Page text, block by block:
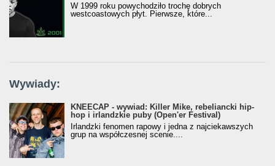
W 1999 roku powychodziło trochę dobrych
westcoastowych płyt. Pierwsze, które...
Wywiady:
KNEECAP - wywiad: Killer Mike, rebeliancki hip-
hop i irlandzkie puby (Open'er Festival)
Irlandzki fenomen rapowy i jedna z najciekawszych
grup na współczesnej scenie....